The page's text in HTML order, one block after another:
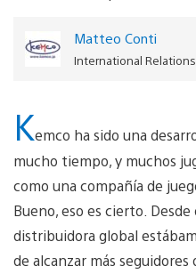
Matteo Conti
International
Kemco ha sido una
mucho tiempo, y muchos
como una compañía de
Bueno, eso es cierto.
distribuidora global
de alcanzar más